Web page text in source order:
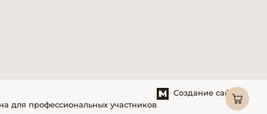
для профессиональных участников
Создание сайтов